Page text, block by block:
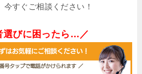
今すぐご相談ください！
選びに困ったら…／